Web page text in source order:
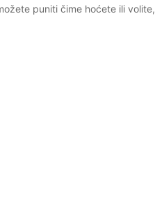
puniti čime hoćete ili volite,